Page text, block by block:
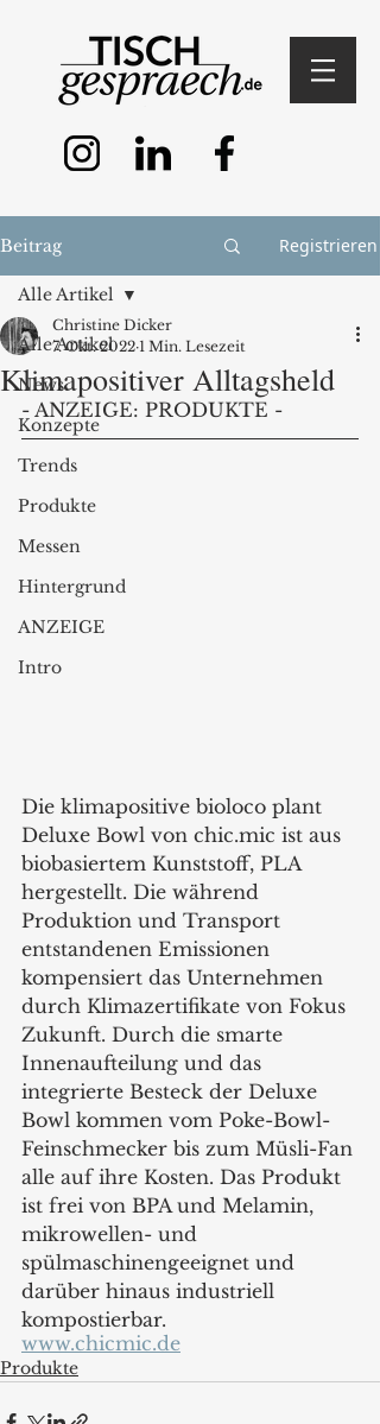
Beitrag Registrieren
Alle Artikel
News
Konzepte
Trends
Produkte
Messen
Hintergrund
ANZEIGE
Intro
Alle Artikel
Klimapositiver Alltagsheld
Christine Dicker
7. Okt. 2022 1 Min. Lesezeit
- ANZEIGE: PRODUKTE -
Die klimapositive bioloco plant
Deluxe Bowl von chic.mic ist aus
biobasiertem Kunststoff, PLA
hergestellt. Die während
Produktion und Transport
entstandenen Emissionen
kompensiert das Unternehmen
durch Klimazertifikate von Fokus
Zukunft. Durch die smarte
Innenaufteilung und das
integrierte Besteck der Deluxe
Bowl kommen vom Poke-Bowl-
Feinschmecker bis zum Müsli-Fan
alle auf ihre Kosten. Das Produkt
ist frei von BPA und Melamin,
mikrowellen- und
spülmaschinengeeignet und
darüber hinaus industriell
kompostierbar.
www.chicmic.de
Produkte